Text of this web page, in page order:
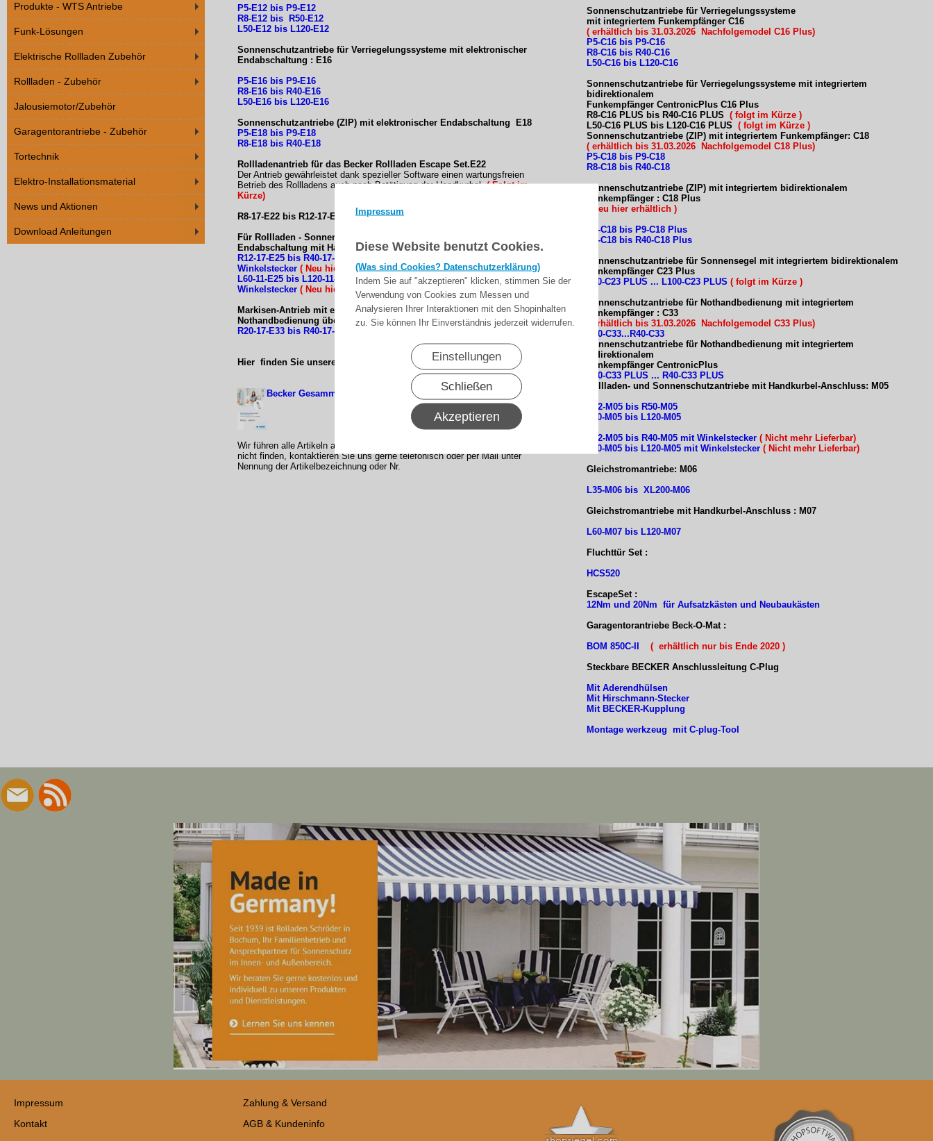
Impressum
Diese Website benutzt Cookies.
(Was sind Cookies? Datenschutzerklärung)
Indem Sie auf "akzeptieren" klicken, stimmen Sie der
Verwendung von Cookies zum Messen und
Analysieren Ihrer Interaktionen mit den Shopinhalten
zu. Sie können Ihr Einverständnis jederzeit widerrufen.
Einstellungen
Schließen
Akzeptieren
Produkte - WTS Antriebe
Funk-Lösungen
Elektrische Rollladen Zubehör
Rollladen - Zubehör
Jalousiemotor/Zubehör
Garagentorantriebe - Zubehör
Tortechnik
Elektro-Installationsmaterial
News und Aktionen
Download Anleitungen
P5-E12 bis P9-E12
R8-E12 bis R50-E12
L50-E12 bis L120-E12
Sonnenschutzantriebe für Verriegelungssysteme mit elektronischer
Endabschaltung : E16
P5-E16 bis P9-E16
R8-E16 bis R40-E16
L50-E16 bis L120-E16
Sonnenschutzantriebe (ZIP) mit elektronischer Endabschaltung E18
P5-E18 bis P9-E18
R8-E18 bis R40-E18
Rollladenantrieb für das Becker Rollladen Escape Set.E22
Der Antrieb gewährleistet dank spezieller Software einen wartungsfreien
Betrieb des Rollladens auch nach Betätigung der Handkurbel.( Folgt im
Kürze)
R8-17-E22 bis R12-17-E22
Für Rollladen - Sonnenschutz -Rolltorantriebe mit elektronischer
Endabschaltung mit Handkurbel-Anschluss: E25( Neu..)
R12-17-E25 bis R40-17-E25 (für Wickelwellen ab Ø 50 mm) mit
Winkelstecker ( Neu hier erhältlich)
L60-11-E25 bis L120-11-E25 (für Wickelwellen ab Ø 63 mm) mit
Winkelstecker ( Neu hier erhältlich)
Markisen-Antrieb mit elektronischer Endabschaltung zur
Nothandbedienung über Handkurbelgetriebe E33
R20-17-E33 bis R40-17-E33
Hier finden Sie unsere Neue Becker Katalog 2025
Becker Gesammtkatalog 2025 für Rollladen und Sonnenschutz
Wir führen alle Artikeln aus dem Hause Becker-Antriebe sollten sie etwas
nicht finden, kontaktieren Sie uns gerne telefonisch oder per Mail unter
Nennung der Artikelbezeichnung oder Nr.
Sonnenschutzantriebe für Verriegelungssysteme
mit integriertem Funkempfänger C16
( erhältlich bis 31.03.2026 Nachfolgemodel C16 Plus)
P5-C16 bis P9-C16
R8-C16 bis R40-C16
L50-C16 bis L120-C16
Sonnenschutzantriebe für Verriegelungssysteme mit integriertem
bidirektionalem
Funkempfänger CentronicPlus C16 Plus
R8-C16 PLUS bis R40-C16 PLUS ( folgt im Kürze )
L50-C16 PLUS bis L120-C16 PLUS ( folgt im Kürze )
Sonnenschutzantriebe (ZIP) mit integriertem Funkempfänger: C18
( erhältlich bis 31.03.2026 Nachfolgemodel C18 Plus)
P5-C18 bis P9-C18
R8-C18 bis R40-C18
Sonnenschutzantriebe (ZIP) mit integriertem bidirektionalem
Funkempfänger : C18 Plus
(Neu hier erhältlich )
P5-C18 bis P9-C18 Plus
R8-C18 bis R40-C18 Plus
Sonnenschutzantriebe für Sonnensegel mit integriertem bidirektionalem
Funkempfänger C23 Plus
L70-C23 PLUS ... L100-C23 PLUS ( folgt im Kürze )
Sonnenschutzantriebe für Nothandbedienung mit integriertem
Funkempfänger : C33
( erhältlich bis 31.03.2026 Nachfolgemodel C33 Plus)
R20-C33...R40-C33
Sonnenschutzantriebe für Nothandbedienung mit integriertem
bidirektionalem
Funkempfänger CentronicPlus
R20-C33 PLUS ... R40-C33 PLUS
Rollladen- und Sonnenschutzantriebe mit Handkurbel-Anschluss: M05
R12-M05 bis R50-M05
L50-M05 bis L120-M05
R12-M05 bis R40-M05 mit Winkelstecker ( Nicht mehr Lieferbar)
L50-M05 bis L120-M05 mit Winkelstecker ( Nicht mehr Lieferbar)
Gleichstromantriebe: M06
L35-M06 bis XL200-M06
Gleichstromantriebe mit Handkurbel-Anschluss : M07
L60-M07 bis L120-M07
Fluchttür Set :
HCS520
EscapeSet :
12Nm und 20Nm für Aufsatzkästen und Neubaukästen
Garagentorantriebe Beck-O-Mat :
BOM 850C-II
( erhältlich nur bis Ende 2020 )
Steckbare BECKER Anschlussleitung C-Plug
Mit Aderendhülsen
Mit Hirschmann-Stecker
Mit BECKER-Kupplung
Montage werkzeug mit C-plug-Tool
Impressum
Kontakt
Zahlung & Versand
AGB & Kundeninfo